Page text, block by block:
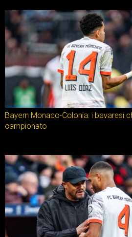
Bayern Monaco-Colonia: i bavaresi
campionato